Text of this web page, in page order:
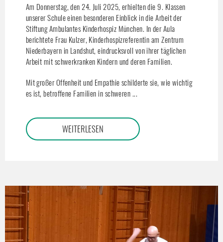
Am Donnerstag, den 24. Juli 2025, erhielten die 9. Klassen
unserer Schule einen besonderen Einblick in die Arbeit der
Stiftung Ambulantes Kinderhospiz München. In der Aula
berichtete Frau Kulzer, Kinderhospizreferentin am Zentrum
Niederbayern in Landshut, eindrucksvoll von ihrer täglichen
Arbeit mit schwerkranken Kindern und deren Familien.
Mit großer Offenheit und Empathie schilderte sie, wie wichtig
es ist, betroffene Familien in schweren ...
WEITERLESEN